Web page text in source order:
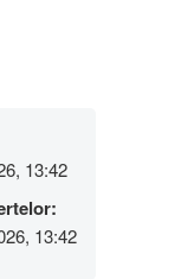
13:42
13:42